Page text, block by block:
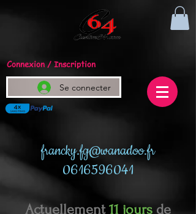
Connexion / Inscription
Se connecter
francky.fg@wanadoo.fr
0616596041
Actuellement 11 jours de